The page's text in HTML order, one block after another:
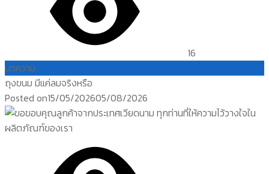
16
บทความ
ถุงขนม มีแค่ลมจริงหรือ
Posted on15/05/202605/08/2026